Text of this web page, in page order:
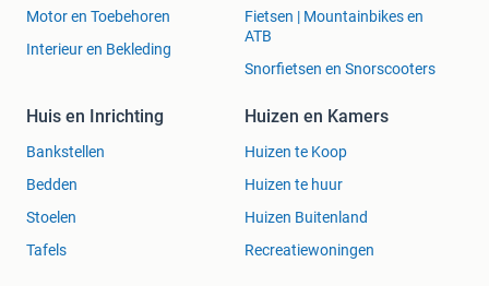
Motor en Toebehoren
Interieur en Bekleding
Fietsen | Mountainbikes en
ATB
Snorfietsen en Snorscooters
Huis en Inrichting
Bankstellen
Bedden
Stoelen
Tafels
Huizen en Kamers
Huizen te Koop
Huizen te huur
Huizen Buitenland
Recreatiewoningen